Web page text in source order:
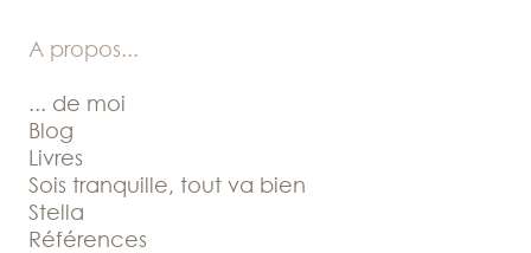
A propos...
... de moi
Blog
Livres
Sois tranquille, tout va bien
Stella
Références